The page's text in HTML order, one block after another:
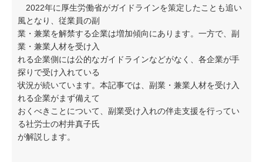
2022年に厚生労働省がガイドラインを策定したことも追い
風となり、従業員の副
業・兼業を解禁する企業は増加傾向にあります。一方で、副
業・兼業人材を受け入
れる企業側には公的なガイドラインなどがなく、各企業が手
探りで受け入れている
状況が続いています。本記事では、副業・兼業人材を受け入
れる企業がまず備えて
おくべきことについて、副業受け入れの伴走支援を行ってい
る社労士の村井真子氏
が解説します。